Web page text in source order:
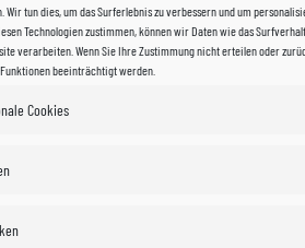
Wir tun dies, um das Surferlebnis zu verbessern und um
Technologien zustimmen, können wir Daten wie das
verarbeiten. Wenn Sie Ihre Zustimmung nicht erteilen oder
beeinträchtigt werden.
Cookies